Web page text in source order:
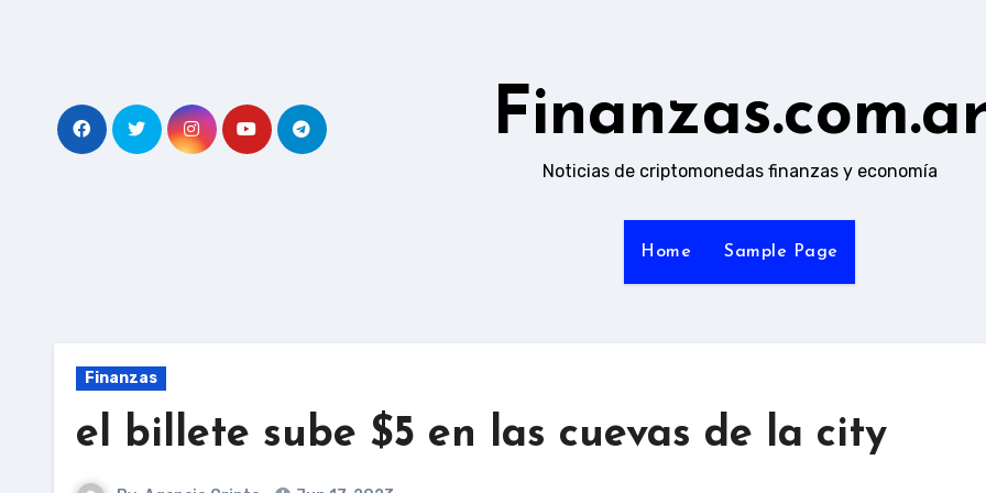
Noticias de criptomonedas finanzas y economía
Home Sample Page
Finanzas
el billete sube $5 en las cuevas de la city